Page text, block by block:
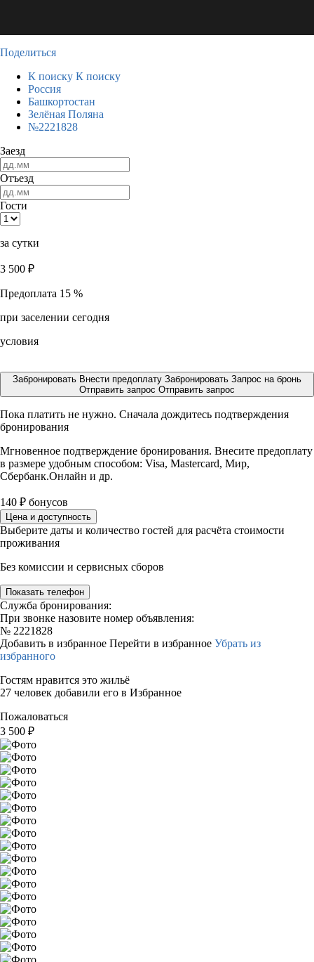
Поделиться
К поиску К поиску
Россия
Башкортостан
Зелёная Поляна
№2221828
Заезд
Отъезд
Гости
за сутки
3 500 ₽
Предоплата 15 %
при заселении сегодня
условия
Забронировать Внести предоплату Забронировать Запрос на бронь
Отправить запрос Отправить запрос
Пока платить не нужно. Сначала дождитесь подтверждения
бронирования
Мгновенное подтверждение бронирования. Внесите предоплату
в размере удобным способом: Visa, Mastercard, Мир,
Сбербанк.Онлайн и др.
140 ₽ бонусов
Цена и доступность
Выберите даты и количество гостей для расчёта стоимости
проживания
Без комиссии и сервисных сборов
Показать телефон
Служба бронирования:
При звонке назовите номер объявления:
№ 2221828
Добавить в избранное Перейти в избранное Убрать из
избранного
Гостям нравится это жильё
27 человек добавили его в Избранное
Пожаловаться
3 500 ₽